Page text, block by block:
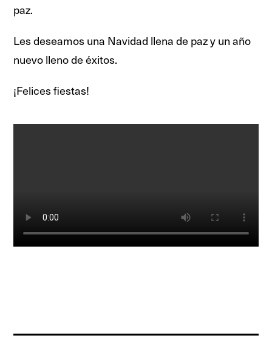
paz.
Les deseamos una Navidad llena de paz y un año
nuevo lleno de éxitos.
¡Felices fiestas!